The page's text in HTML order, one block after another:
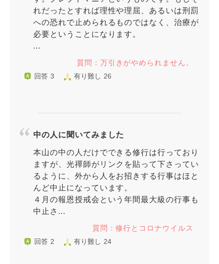
れだったとすれば理性や理屈、あるいは刑罰
への恐れで止められるものではなく、治療が
必要ということになります。
...
質問：万引きがやめられません。
回答 3 有り難し 26
中の人に聞いてみました
本山の中の人だけでできる修行は行っており
ますが、光禪師がリンクを貼って下さってい
るように、外から人をお招きする行事はほと
んど中止になっています。
４月の報恩授戒会という年間最大級の行事も
中止さ...
質問：修行とコロナウイルス
回答 2 有り難し 24